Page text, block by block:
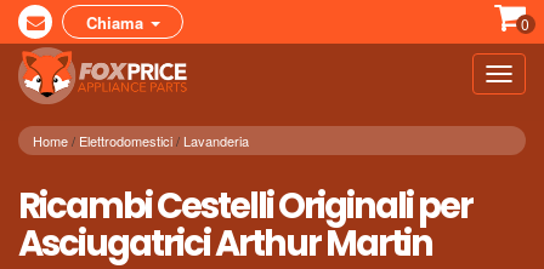
Chiama 0
Home Elettrodomestici Lavanderia
Ricambi Cestelli Originali per
Asciugatrici Arthur Martin